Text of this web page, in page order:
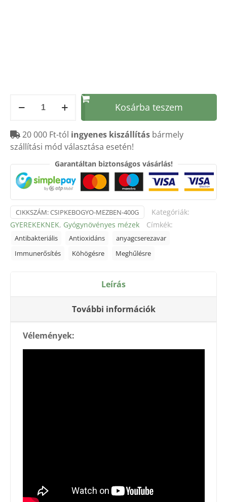
mézben
400g
mennyiség
Kosárba teszem
20 000 Ft-tól ingyenes kiszállítás bármely
szállítási mód választása esetén!
Garantáltan biztonságos vásárlás!
CIKKSZÁM:CSIPKEBOGYO-MEZBEN-400G
Kategóriák:
GYEREKEKNEK, Gyógynövényes mézek Címkék:
Antibakteriális Antioxidáns
anyagcserezavar
Immunerősítés
Köhögésre Meghűlésre
Leírás
További információk
Vélemények: